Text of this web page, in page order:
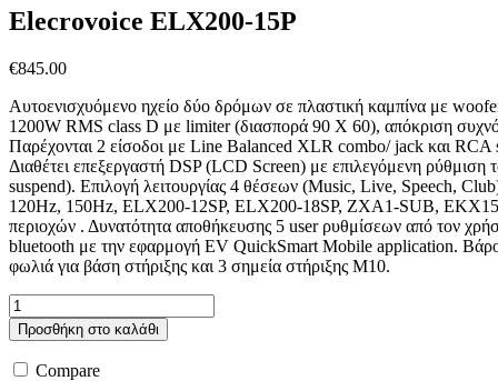
Elecrovoice ELX200-15P
€845.00
Αυτοενισχυόμενο ηχείο δύο δρόμων σε πλαστική καμπίνα με
1200W RMS class D με limiter (διασπορά 90 Χ 60), απόκριση
Παρέχονται 2 είσοδοι με Line Balanced XLR combo/ jack και
Διαθέτει επεξεργαστή DSP (LCD Screen) με επιλεγόμενη
suspend). Επιλογή λειτουργίας 4 θέσεων (Music, Live, Speech,
120Hz, 150Hz, ELX200-12SP, ELX200-18SP, ZXA1-SUB,
περιοχών . Δυνατότητα αποθήκευσης 5 user ρυθμίσεων από τον
bluetooth με την εφαρμογή EV QuickSmart Mobile application.
φωλιά για βάση στήριξης και 3 σημεία στήριξης Μ10.
Elecrovoice
ELX200-
15P
ποσότητα
Προσθήκη στο καλάθι
Compare